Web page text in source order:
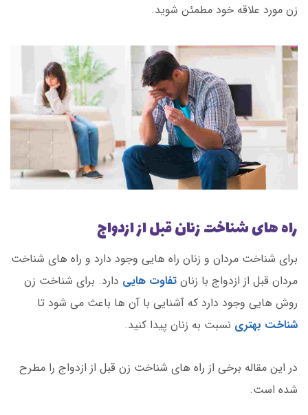
زن مورد علاقه خود مطمئن شوید.
راه های شناخت زنان قبل از ازدواج
برای شناخت مردان و زنان راه هایی وجود دارد و راه های شناخت
مردان قبل از ازدواج با زنان تفاوت هایی دارد. برای شناخت زن
روش هایی وجود دارد که آشنایی با آن ها باعث می شود تا
شناخت بهتری نسبت به زنان پیدا کنید.
در این مقاله برخی از راه های شناخت زن قبل از ازدواج را مطرح
شده است.